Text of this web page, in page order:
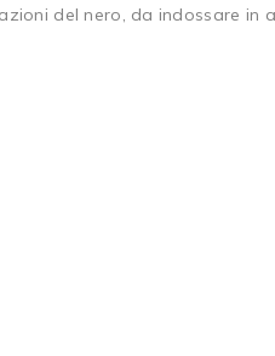
del nero, da indossare